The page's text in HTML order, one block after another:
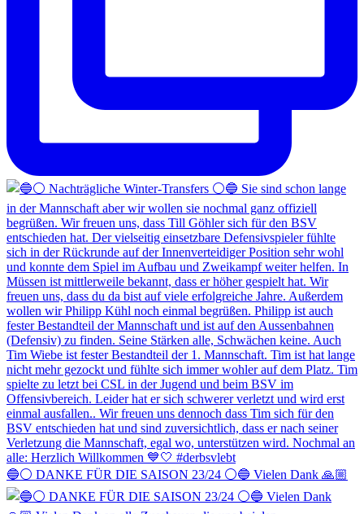
🔵⚪️ DANKE FÜR DIE SAISON 23/24 ⚪️🔵 Vielen Dank 🙏🏼